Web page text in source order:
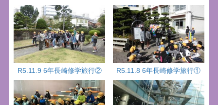
R5.11.9 6年長崎修学旅行② R5.11.8 6年長崎修学旅行①